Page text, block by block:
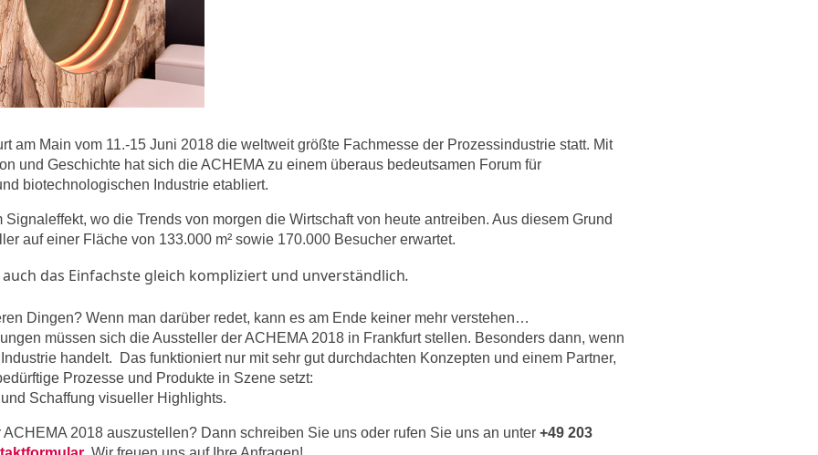
am Main vom 11.-15 Juni 2018 die weltweit größte Fachmesse der Prozessindustrie statt. Mit
und Geschichte hat sich die ACHEMA zu einem überaus bedeutsamen Forum für
biotechnologischen Industrie etabliert.
wo die Trends von morgen die Wirtschaft von heute antreiben. Aus diesem Grund
auf einer Fläche von 133.000 m² sowie 170.000 Besucher erwartet.
das Einfachste gleich kompliziert und unverständlich.
Dingen? Wenn man darüber redet, kann es am Ende keiner mehr verstehen…
müssen sich die Aussteller der ACHEMA 2018 in Frankfurt stellen. Besonders dann, wenn
handelt. Das funktioniert nur mit sehr gut durchdachten Konzepten und einem Partner,
Prozesse und Produkte in Szene setzt:
Schaffung visueller Highlights.
2018 auszustellen? Dann schreiben Sie uns oder rufen Sie uns an unter +49 203